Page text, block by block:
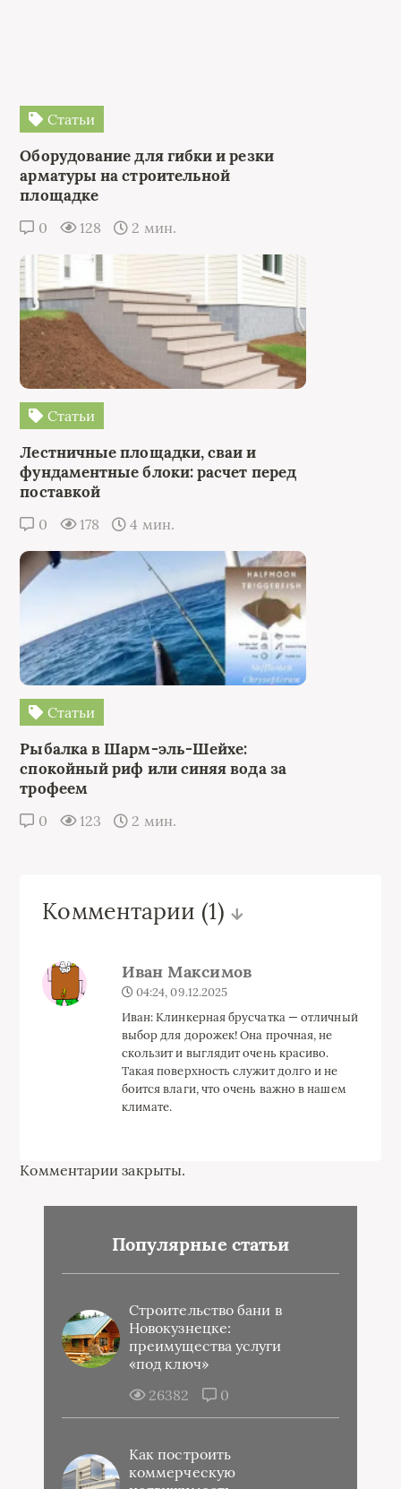
Статьи
Оборудование для гибки и резки
арматуры на строительной
площадке
0 128 2 мин.
Статьи
Лестничные площадки, сваи и
фундаментные блоки: расчет перед
поставкой
0 178 4 мин.
Статьи
Рыбалка в Шарм-эль-Шейхе:
спокойный риф или синяя вода за
трофеем
0 123 2 мин.
Комментарии (1)
Иван Максимов
04:24, 09.12.2025
Иван: Клинкерная брусчатка — отличный
выбор для дорожек! Она прочная, не
скользит и выглядит очень красиво.
Такая поверхность служит долго и не
боится влаги, что очень важно в нашем
климате.
Комментарии закрыты.
Популярные статьи
Строительство бани в
Новокузнецке:
преимущества услуги
«под ключ»
26382
0
Как построить
коммерческую